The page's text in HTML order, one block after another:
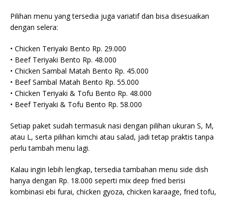
Pilihan menu yang tersedia juga variatif dan bisa disesuaikan
dengan selera:
• Chicken Teriyaki Bento Rp. 29.000
• Beef Teriyaki Bento Rp. 48.000
• Chicken Sambal Matah Bento Rp. 45.000
• Beef Sambal Matah Bento Rp. 55.000
• Chicken Teriyaki & Tofu Bento Rp. 48.000
• Beef Teriyaki & Tofu Bento Rp. 58.000
Setiap paket sudah termasuk nasi dengan pilihan ukuran S, M,
atau L, serta pilihan kimchi atau salad, jadi tetap praktis tanpa
perlu tambah menu lagi.
Kalau ingin lebih lengkap, tersedia tambahan menu side dish
hanya dengan Rp. 18.000 seperti mix deep fried berisi
kombinasi ebi furai, chicken gyoza, chicken karaage, fried tofu,